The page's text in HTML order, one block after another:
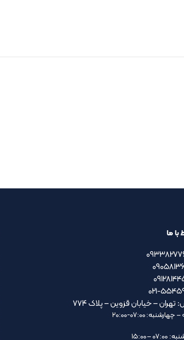
با ما
021-
تهران – خیابان قزوین – پلاک ۷۷۴
07:00-20:00
– 15:00